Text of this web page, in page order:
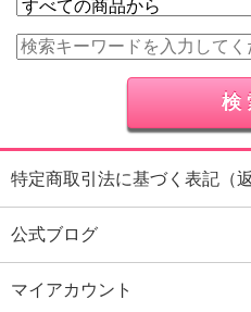
特定商取引法に基づく表記（
公式ブログ
マイアカウント